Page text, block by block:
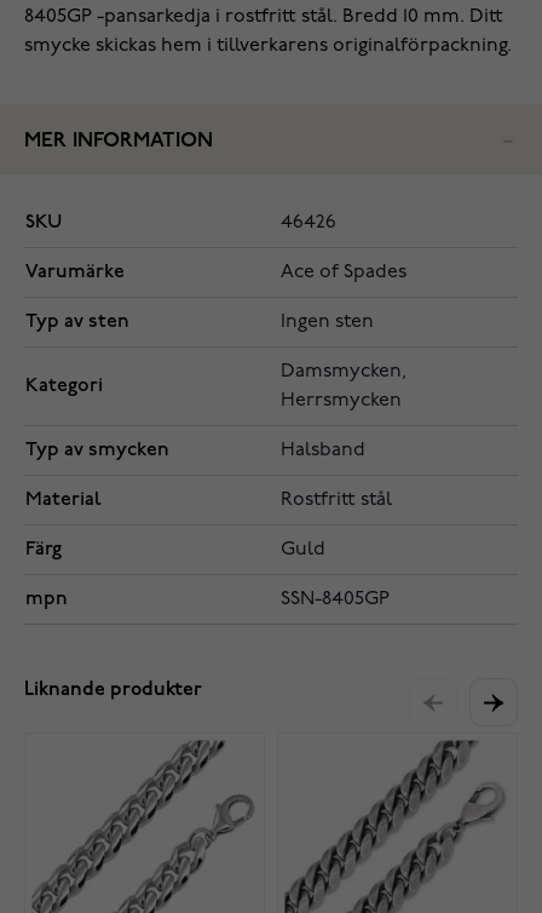
8405GP -pansarkedja i rostfritt stål. Bredd 10 mm. Ditt
smycke skickas hem i tillverkarens originalförpackning.
MER INFORMATION
SKU 46426
Varumärke Ace of Spades
Typ av sten Ingen sten
Kategori
Damsmycken,
Herrsmycken
Typ av smycken Halsband
Material Rostfritt stål
Färg Guld
mpn SSN-8405GP
Liknande produkter